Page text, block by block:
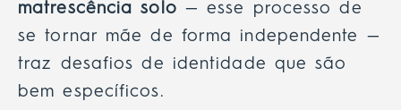
matrescência solo — esse processo de
se tornar mãe de forma independente —
traz desafios de identidade que são
bem específicos.